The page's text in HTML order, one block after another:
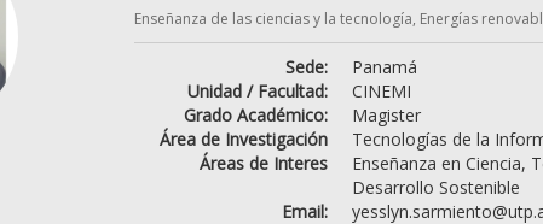
Enseñanza de las ciencias y la tecnología, Energías
Sede:
Panamá
Unidad / Facultad:
CINEMI
Grado Académico:
Magister
Área de Investigación
Tecnologías de la
Áreas de Interes
Enseñanza en Ciencia,
Desarrollo Sostenible
Email: